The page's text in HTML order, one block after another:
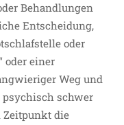
Behandlungen
Entscheidung,
oder
oder einer
Weg und
psychisch schwer
die